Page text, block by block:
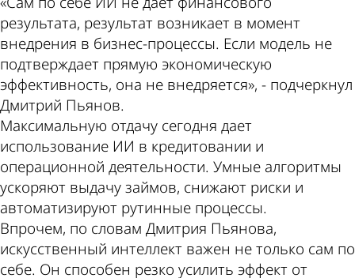
результата, результат возникает в момент
внедрения в бизнес-процессы. Если модель не
подтверждает прямую экономическую
эффективность, она не внедряется», - подчеркнул
Дмитрий Пьянов.
Максимальную отдачу сегодня дает
использование ИИ в кредитовании и
операционной деятельности. Умные алгоритмы
ускоряют выдачу займов, снижают риски и
автоматизируют рутинные процессы.
Впрочем, по словам Дмитрия Пьянова,
искусственный интеллект важен не только сам по
себе. Он способен резко усилить эффект от